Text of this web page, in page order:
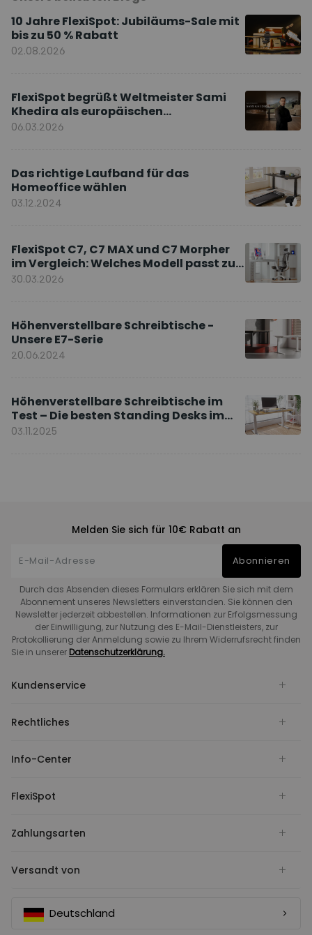
10 Jahre FlexiSpot: Jubiläums-Sale mit
bis zu 50 % Rabatt
02.08.2026
FlexiSpot begrüßt Weltmeister Sami
Khedira als europäischen
Markenbotschafter
06.03.2026
Das richtige Laufband für das
Homeoffice wählen
03.12.2024
FlexiSpot C7, C7 MAX und C7 Morpher
im Vergleich: Welches Modell passt zu
Ihnen?
30.03.2026
Höhenverstellbare Schreibtische -
Unsere E7-Serie
20.06.2024
Höhenverstellbare Schreibtische im
Test – Die besten Standing Desks im
Vergleich
03.11.2025
Melden Sie sich für 10€ Rabatt an
Abonnieren
Durch das Absenden dieses Formulars erklären Sie sich mit dem
Abonnement unseres Newsletters einverstanden. Sie können den
Newsletter jederzeit abbestellen. Informationen zur Erfolgsmessung
der Einwilligung, zur Nutzung des E-Mail-Dienstleisters, zur
Protokollierung der Anmeldung sowie zu Ihrem Widerrufsrecht finden
Sie in unserer Datenschutzerklärung.
Kundenservice
Rechtliches
Info-Center
FlexiSpot
Zahlungsarten
Versandt von
Deutschland